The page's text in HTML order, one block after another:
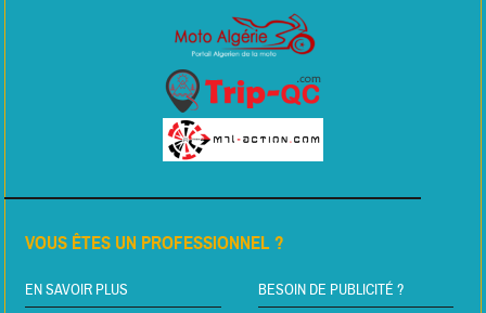
VOUS ÊTES UN PROFESSIONNEL ?
EN SAVOIR PLUS BESOIN DE PUBLICITÉ ?